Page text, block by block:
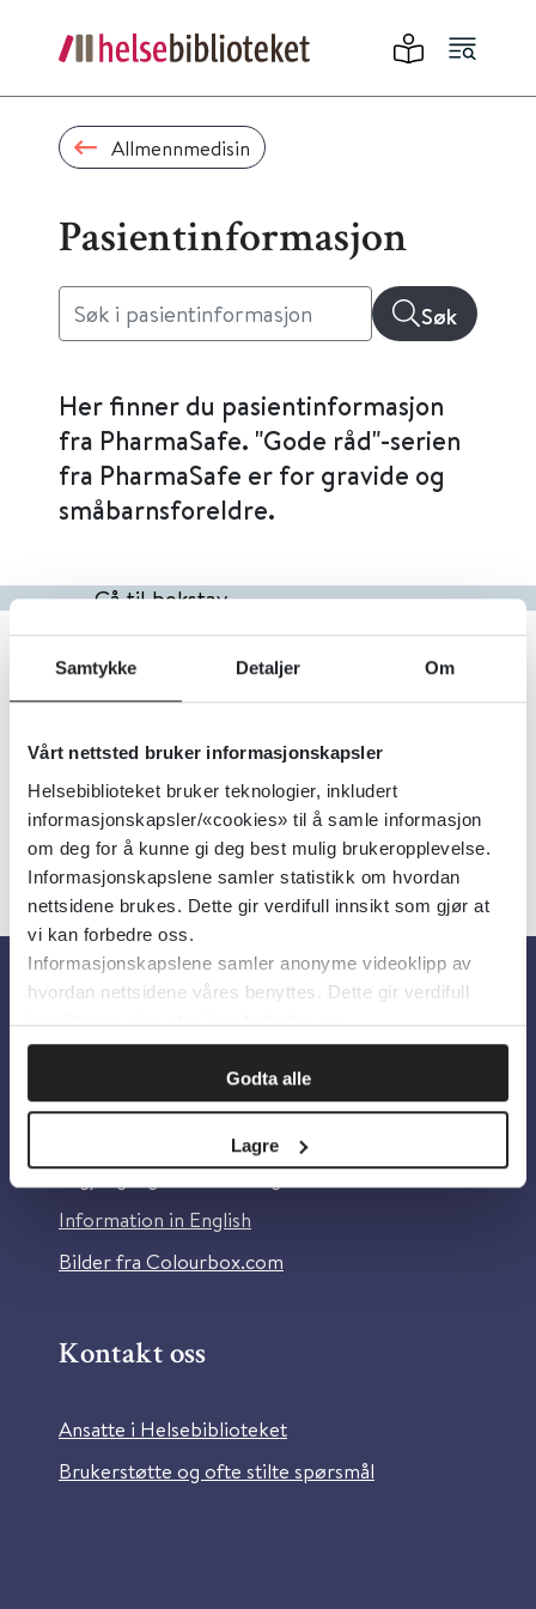
Samtykke Detaljer Om
Vårt nettsted bruker informasjonskapsler
Helsebiblioteket bruker teknologier, inkludert
informasjonskapsler/«cookies» til å samle informasjon
om deg for å kunne gi deg best mulig brukeropplevelse.
Informasjonskapslene samler statistikk om hvordan
nettsidene brukes. Dette gir verdifull innsikt som gjør at
vi kan forbedre oss.
Informasjonskapslene samler anonyme videoklipp av
hvordan nettsidene våres benyttes. Dette gir verdifull
innsikt som gjør at vi kan forbedre oss.
Godta alle
Lagre
Allmennmedisin
Pasientinformasjon
Søk
Her finner du pasientinformasjon
fra PharmaSafe. "Gode råd"-serien
fra PharmaSafe er for gravide og
småbarnsforeldre.
Gå til bokstav
Filter
2
Om oss
Om Helsebiblioteket
Personvern og informasjonskapsler
Tilgjengelighetserklæring
Information in English
Bilder fra Colourbox.com
Kontakt oss
Ansatte i Helsebiblioteket
Brukerstøtte og ofte stilte spørsmål